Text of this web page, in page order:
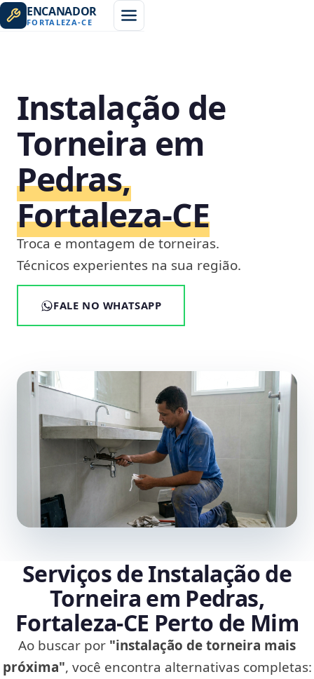
ENCANADOR
FORTALEZA-CE
Instalação de
Torneira em
Pedras,
Fortaleza‑CE
Troca e montagem de torneiras.
Técnicos experientes na sua região.
FALE NO WHATSAPP
Serviços de Instalação de
Torneira em Pedras,
Fortaleza‑CE Perto de Mim
Ao buscar por "instalação de torneira mais
próxima", você encontra alternativas completas: